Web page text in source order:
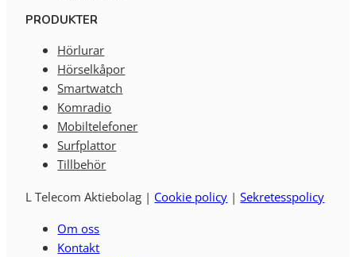
PRODUKTER
Hörlurar
Hörselkåpor
Smartwatch
Komradio
Mobiltelefoner
Surfplattor
Tillbehör
L Telecom Aktiebolag | Cookie policy |Sekretesspolicy
Om oss
Kontakt